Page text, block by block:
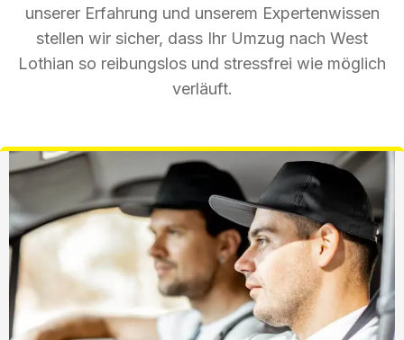
unserer Erfahrung und unserem Expertenwissen
stellen wir sicher, dass Ihr Umzug nach West
Lothian so reibungslos und stressfrei wie möglich
verläuft.